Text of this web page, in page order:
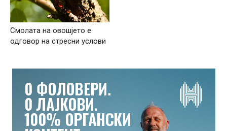
Смолата на овошјето е
одговор на стресни услови